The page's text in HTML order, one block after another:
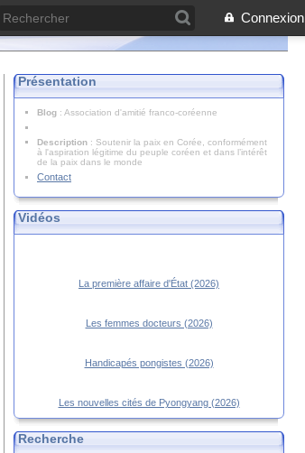
Connexion
Présentation
Blog : Association d'amitié franco-coréenne
Description : Soutenir la paix en Corée, conformément
à l'aspiration légitime du peuple coréen et dans l’intérêt
de la paix dans le monde
Contact
Vidéos
La première affaire d'État (2026)
Les femmes docteurs (2026)
Handicapés pongistes (2026)
Les nouvelles cités de Pyongyang (2026)
Recherche